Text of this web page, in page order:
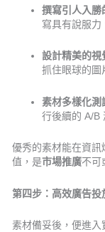
撰寫引人入勝
寫具有說服力
設計精美的視
抓住眼球的圖
素材多樣化測
行後續的 A/B
優秀的素材能在資
值，是市場推廣不可
第四步：高效廣告
素材備妥後，便進入